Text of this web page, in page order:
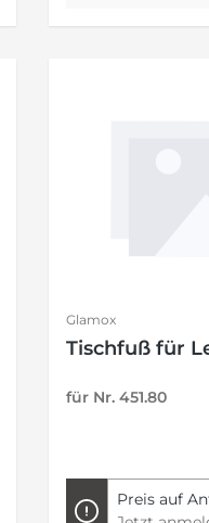
Glamox
Tischfuß für
für Nr. 451.80
Preis auf